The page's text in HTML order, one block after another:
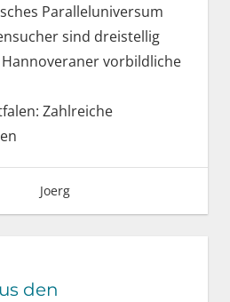
Paralleluniversum
sind dreistellig
vorbildliche
Zahlreiche
Joerg
den